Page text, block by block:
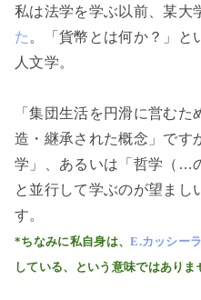
私は法学を学ぶ以前、某大
た 。「貨幣とは何か？」と
人文学。
「集団生活を円滑に営む
造・継承された概念」です
学」、あるいは「哲学（…
と並行して学ぶのが望まし
す。
*ちなみに私自身は、E.カッシー
している、という意味ではありま